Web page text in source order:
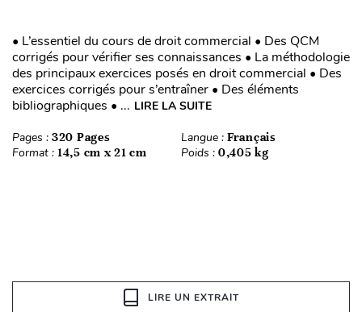
• L’essentiel du cours de droit commercial • Des QCM
corrigés pour vérifier ses connaissances • La méthodologie
des principaux exercices posés en droit commercial • Des
exercices corrigés pour s’entraîner • Des éléments
bibliographiques • ... LIRE LA SUITE
Pages : 320 Pages Langue : Français
Format : 14,5 cm x 21 cm Poids : 0,405 kg
LIRE UN EXTRAIT